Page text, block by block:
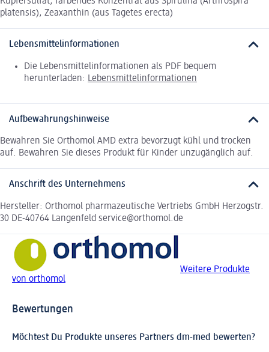
platensis), Zeaxanthin (aus Tagetes erecta)
Lebensmittelinformationen
Die Lebensmittelinformationen als PDF bequem
herunterladen: Lebensmittelinformationen
Aufbewahrungshinweise
Bewahren Sie Orthomol AMD extra bevorzugt kühl und trocken
auf. Bewahren Sie dieses Produkt für Kinder unzugänglich auf.
Anschrift des Unternehmens
Hersteller: Orthomol pharmazeutische Vertriebs GmbH Herzogstr.
30 DE-40764 Langenfeld service@orthomol.de
Weitere Produkte
von orthomol
Bewertungen
Möchtest Du Produkte unseres Partners dm-med bewerten?